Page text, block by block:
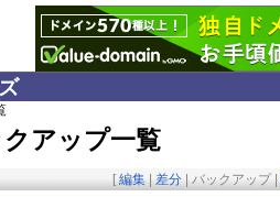
アップ一覧
[ 編集| 差分| バックアップ|